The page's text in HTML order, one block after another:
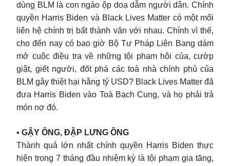
dùng BLM là con ngáo ộp doạ dẫm người dân. Chính
quyền Harris Biden và Black Lives Matter có một mối
liên hệ chính trị bất thành văn với nhau. Chính vì thế,
cho đến nay có bao giờ Bộ Tư Pháp Liên Bang dám
mở cuộc điều tra về những tội phạm hôi của, cướp
giật, giết người, đốt phá các toà nhà chính phủ của
BLM gây thiệt hại hằng tỷ USD? Black Lives Matter đã
đưa Harris Biden vào Toà Bạch Cung, và họ phải trả
món nợ đó.
▪︎ GẬY ÔNG, ĐẬP LƯNG ÔNG
Thành quả lớn nhất chính quyền Harris Biden thực
hiện trong 7 tháng đầu nhiệm kỳ là tội phạm gia tăng,